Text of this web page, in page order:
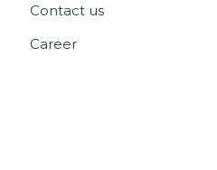
Contact us
Career